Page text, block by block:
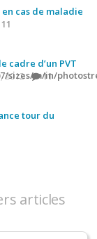
cas de maladie
11
cadre d’un PVT
2012 - 11
tour du
articles